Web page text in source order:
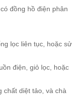
đồng hồ điện phân
lọc liên tục, hoặc sử
điện, giỏ lọc, hoặc
chất diệt tảo, và chà